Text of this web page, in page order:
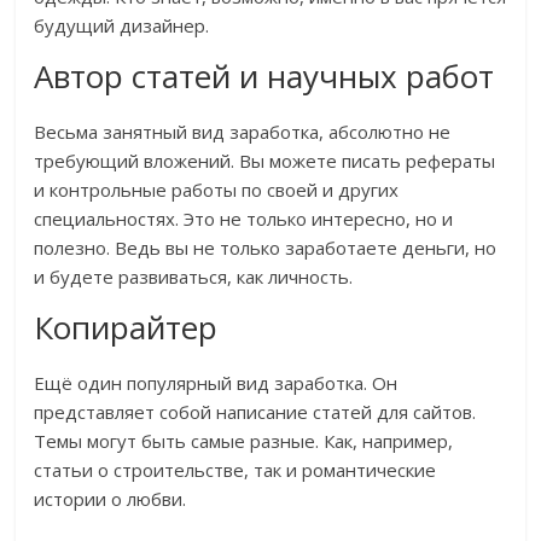
будущий дизайнер.
Автор статей и научных работ
Весьма занятный вид заработка, абсолютно не
требующий вложений. Вы можете писать рефераты
и контрольные работы по своей и других
специальностях. Это не только интересно, но и
полезно. Ведь вы не только заработаете деньги, но
и будете развиваться, как личность.
Копирайтер
Ещё один популярный вид заработка. Он
представляет собой написание статей для сайтов.
Темы могут быть самые разные. Как, например,
статьи о строительстве, так и романтические
истории о любви.